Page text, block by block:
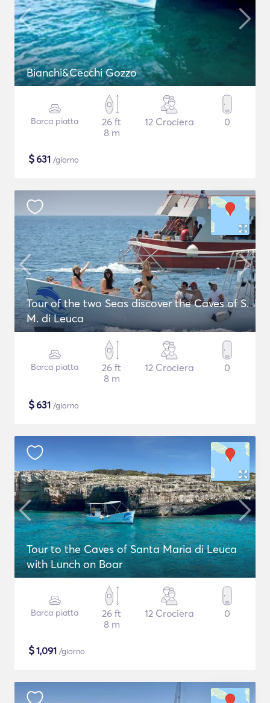
Bianchi&Cecchi Gozzo
Barca piatta
26 ft
8 m
12 Crociera 0
$631 /giorno
Tour of the two Seas discover the Caves of S.
M. di Leuca
Barca piatta
26 ft
8 m
12 Crociera 0
$631 /giorno
Tour to the Caves of Santa Maria di Leuca
with Lunch on Boar
Barca piatta
26 ft
8 m
12 Crociera 0
$1,091 /giorno